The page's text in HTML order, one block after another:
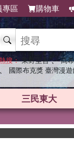
專區 購物車
搜： 東野圭吾 、 高
、 國際布克獎 臺灣漫
三民東大